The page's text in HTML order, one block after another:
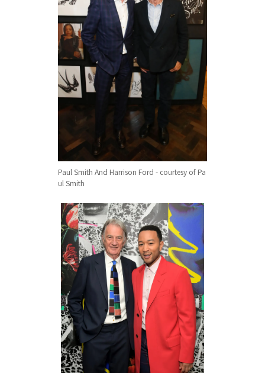
Paul Smith And Harrison Ford - courtesy of Pa
ul Smith